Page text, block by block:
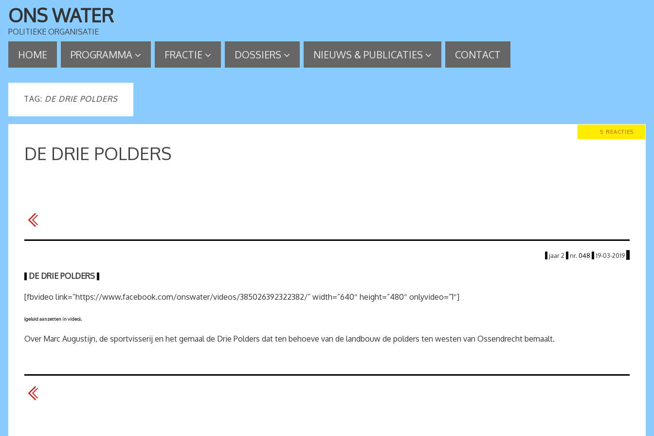
ONS WATER
POLITIEKE ORGANISATIE
HOME PROGRAMMA FRACTIE DOSSIERS NIEUWS & PUBLICATIES CONTACT
TAG: DE DRIE POLDERS
5 REACTIES
DE DRIE POLDERS
| jaar2 | nr. 048 | 19-03-2019 |
| DE DRIE POLDERS |
[fbvideo link=”https://www.facebook.com/onswater/videos/385026392322382/” width=”640″ height=”480″ onlyvideo=”1″]
(geluid aanzetten in video).
Over Marc Augustijn, de sportvisserij en het gemaal de Drie Polders dat ten behoeve van de landbouw de polders ten westen van Ossendrecht bemaalt.